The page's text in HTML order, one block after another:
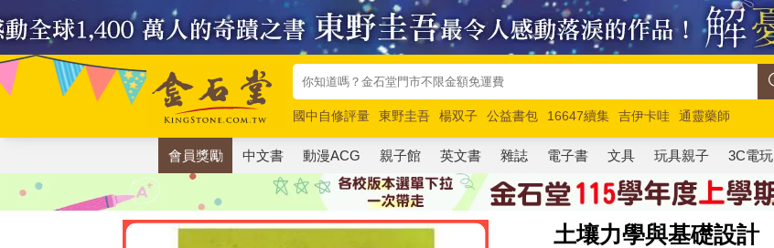
國中自修評量 東野圭吾 楊双子 公益書包 16647續集 吉伊卡哇
通靈藥師
唯紅花綻放
奧德賽 路邊攤新作 馬斯克 玩具總動員5 超慢跑
會員獎勵 中文書 動漫ACG 親子館 英文書 雜誌 電子書 文具 玩具親子 3C電玩
土壤力學與基礎設計